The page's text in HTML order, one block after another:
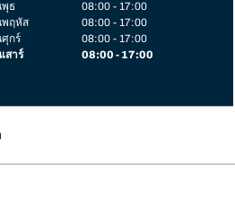
ธ
08:00 - 17:00
ฤหัส
08:00 - 17:00
กร์
08:00 - 17:00
สาร์
08:00 - 17:00